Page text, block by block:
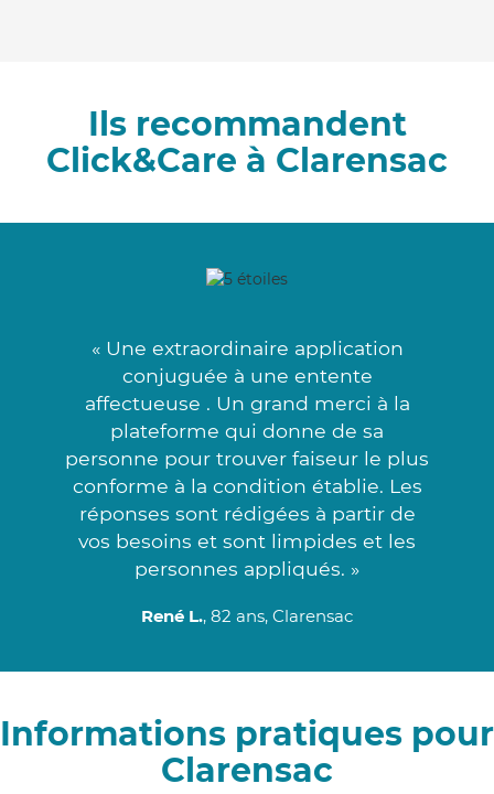
Ils recommandent
Click&Care à Clarensac
« Une extraordinaire application
conjuguée à une entente
affectueuse . Un grand merci à la
plateforme qui donne de sa
personne pour trouver faiseur le plus
conforme à la condition établie. Les
réponses sont rédigées à partir de
vos besoins et sont limpides et les
personnes appliqués. »
René L., 82 ans, Clarensac
Informations pratiques pour
Clarensac